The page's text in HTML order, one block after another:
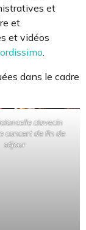
et
et
et vidéos
dans le cadre
clavecin
concert de fin de
séjour